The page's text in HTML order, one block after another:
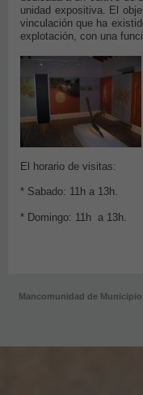
unidad expositiva. El
vinculación que ha
explotación, con una
El horario de visitas:
* Sabado: 11h a 13h.
* Domingo: 11h a 13h.
Mancomunidad de